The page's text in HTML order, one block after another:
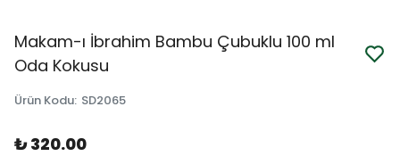
Makam-ı İbrahim Bambu Çubuklu 100 ml
Oda Kokusu
Ürün Kodu: SD2065
₺ 320.00